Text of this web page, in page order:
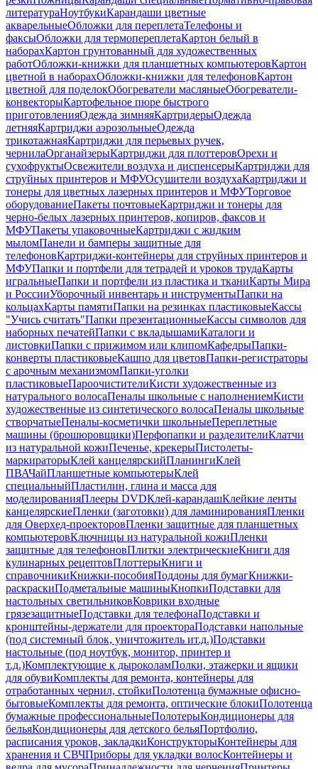
литератураНоутбукиКарандаши цветные
акварельныеОбложки для переплетаТелефоны и
факсыОбложки для термопереплетаКартон белый в
наборахКартон грунтованный для художественных
работОбложки-книжки для планшетных компьютеровКартон
цветной в наборахОбложки-книжки для телефоновКартон
цветной для поделокОбогреватели масляныеОбогреватели-
конвекторыКартофельное пюре быстрого
приготовленияОдежда зимняяКартридерыОдежда
летняяКартриджи аэрозольныеОдежда
трикотажнаяКартриджи для перьевых ручек,
чернилаОрганайзерыКартриджи для плоттеровОрехи и
сухофруктыОсвежители воздуха и диспенсерыКартриджи для
струйных принтеров и МФУОсушители воздухаКартриджи и
тонеры для цветных лазерных принтеров и МФУТорговое
оборудованиеПакеты почтовыеКартриджи и тонеры для
черно-белых лазерных принтеров, копиров, факсов и
МФУПакеты упаковочныеКартриджи с жидким
мыломПанели и бамперы защитные для
телефоновКартриджи-контейнеры для струйных принтеров и
МФУПапки и портфели для тетрадей и уроков трудаКарты
игральныеПапки и портфели из пластика и тканиКарты Мира
и РоссииУборочный инвентарь и инструментыПапки на
кольцахКарты памятиПапки на резинках пластиковыеКассы
"Учись считать"Папки презентационныеКассы символов для
наборных печатейПапки с вкладышамиКаталоги и
листовкиПапки с прижимом или клипомКафедрыПапки-
конверты пластиковыеКашпо для цветовПапки-регистраторы
с арочным механизмомПапки-уголки
пластиковыеПароочистителиКисти художественные из
натурального волосаПеналы школьные с наполнениемКисти
художественные из синтетического волосаПеналы школьные
створчатыеПеналы-косметички школьныеПереплетные
машины (брошюровщики)Перфопапки и разделителиКлатчи
из натуральной кожиПеченье, крекерыПистолеты-
маркираторыКлей канцелярскийПланингиКлей
ПВАЧайПланшетные компьютерыКлей
специальныйПластилин, глина и масса для
моделированияПлееры DVDКлей-карандашКлейкие ленты
канцелярскиеПленки (заготовки) для ламинированияПленки
для Оверхед-проекторовПленки защитные для планшетных
компьютеровКлючницы из натуральной кожиПленки
защитные для телефоновПлитки электрическиеКниги для
кулинарных рецептовПлоттерыКниги и
справочникиКнижки-пособияПоддоны для бумагКнижки-
раскраскиПодметальные машиныКнопкиПодставки для
настольных светильниковКоврики входные
грязезащитныеПодставки для телефонаПодставки и
кронштейны-держатели для проектораПодставки напольные
(под системный блок, уничтожитель ит.д.)Подставки
настольные (под ноутбук, монитор, принтер и
т.д.)Комплектующие к дыроколамПолки, этажерки и ящики
для обувиКомплекты для ремонта, контейнеры для
отработанных чернил, стойкиПолотенца бумажные офисно-
бытовыеКомплекты для ремонта, оптические блокиПолотенца
бумажные профессиональныеПолотерыКондиционеры для
бельяКондиционеры для детского бельяПортфолио,
расписания уроков, закладкиКонструкторыКонтейнеры для
хранения и СВЧПриборы для укладки волосКонтейнеры и